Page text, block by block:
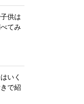
供は
てみ
いく
で紹